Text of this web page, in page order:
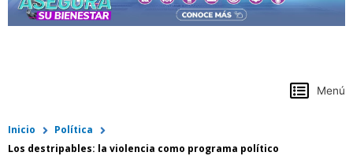
Menú
Inicio
Política
Los destripables: la violencia como programa político